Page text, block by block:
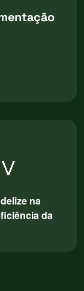
na
da